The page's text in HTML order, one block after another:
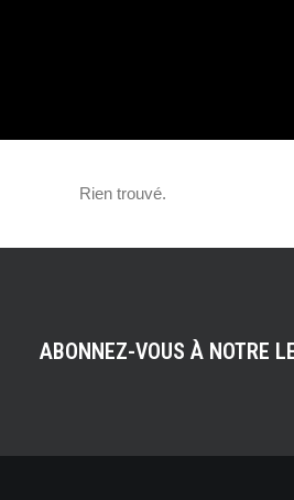
Rien trouvé.
ABONNEZ-VOUS À NOTRE